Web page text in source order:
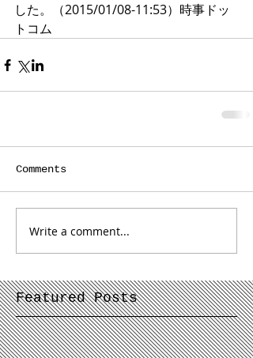
した。（2015/01/08-11:53）時事ドッ
トコム
Comments
Write a comment...
Featured Posts